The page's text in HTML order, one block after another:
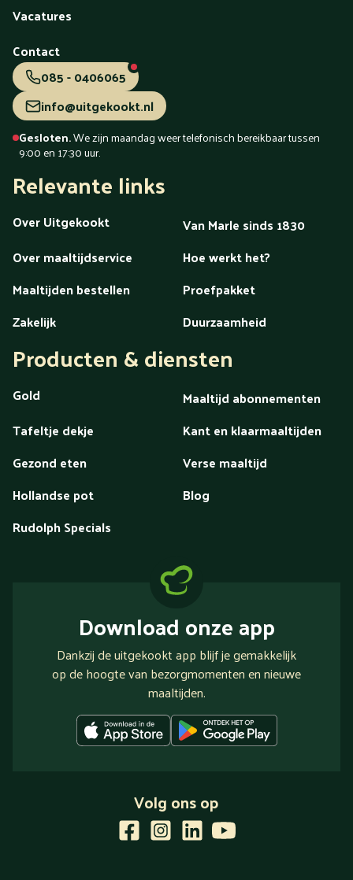
Vacatures
Contact
085 - 0406065
info@uitgekookt.nl
Gesloten.We zijn maandag weer telefonisch bereikbaar tussen
9:00 en 17:30 uur.
Relevante links
Over Uitgekookt
Van Marle sinds 1830
Over maaltijdservice
Hoe werkt het?
Maaltijden bestellen
Proefpakket
Zakelijk
Duurzaamheid
Producten & diensten
Gold
Maaltijd abonnementen
Tafeltje dekje
Kant en klaarmaaltijden
Gezond eten
Verse maaltijd
Hollandse pot
Blog
Rudolph Specials
Download onze app
Dankzij de uitgekookt app blijf je gemakkelijk
op de hoogte van bezorgmomenten en nieuwe
maaltijden.
Volg ons op